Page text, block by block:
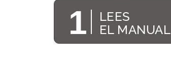
1
LEES
EL MANUAL